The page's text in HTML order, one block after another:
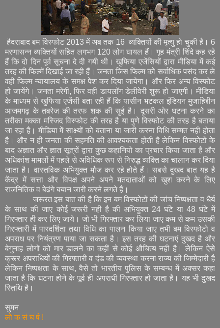
हैदराबाद बम विस्फोट 2013 में अब तक 16 व्यक्तियों की मृत्यु हो चुकी है। 6
मरणासन्न व्यक्तियों सहित लगभग 120 लोग घायल हैं। गृह मंत्री शिंदे कह रहे
हैं कि दो दिन पूर्व सूचना दे दी गयी थी। खुफिया एजेंसियों द्वारा मीडिया में कई
तरह की फिल्में दिखाई जा रही हैं। जनता जिस फिल्म को सर्वाधिक पसंद कर ले
वही फिल्म न्यायालय के समक्ष पेश कर दिया जायेगा। और फिर अन्य विस्फोट
हो जायेंगे। जनता मरेगी, फिर वही डायलॉग डेलीवेरी शुरू हो जाएगी। मीडिया
के माध्यम से खुफिया एजेंसी बता रही हैं कि यासीन भटकल इंडियन मुजाहिद्दीन
आजमगढ़ के तबरेज की तरफ शक की सुई है। दूसरी ओर घटना करने का
तरीका मक्का मस्जिद विस्फोट की तरह है या पुणे विस्फोट की तरह है बताया
जा रहा है। मीडिया में साक्ष्यों को बताना या जारी करना विधि सम्मत नही होता
है। और न ही जनता की सहमति की आवश्यकता होती है लेकिन विस्फोटों के
बाद अज्ञात और ज्ञात सूत्रों द्वारा कुछ कहानियो का प्रचार किया जाता है और
अधिकांश मामलों में पहले से अविधिक रूप से निरुद्ध व्यक्ति का चालान कर दिया
जाता है। वास्तविक अभियुक्त मौज कर रहे होते हैं। सबसे दुखद बात यह है
केंद्र में सत्ता और विपक्ष अपने अपने मतदाताओं को खुश करने के लिए
राजनितिक व बेढंगे बयान जारी करने लगते हैं।
जरूरत इस बात की है कि इन बम विस्फोटों की जांच निष्पक्षता व धैर्य
के साथ की जाए कोई जरूरी नही है की अभियुक्त 24 घंटे या 48 घंटे में
गिरफ्तार ही कर लिए जाये। जो भी गिरफ्तार कर लिया जाए कम से कम उसकी
गिरफ्तारी में पारदर्शिता तथा विधि का पालन किया जाए तभी बम विस्फोटो व
अपराध पर नियंत्रण पाया जा सकता है। इस तरह की घटनाएं दुखद है और
बेगुनाह लोगों को मार डालने का कहीं से कोई औचित्य नही है। लेकिन ऐसे
क्रूर अपराधियों की गिरफ्तारी व दंड की व्यवस्था करना राज्य की जिम्मेदारी है
लेकिन निष्पक्षता के साथ, वैसे तो भारतीय पुलिस के सम्बन्ध में अक्सर कहा
जाता है कि घटना होने के पूर्व ही अपराधी गिरफ्तार हो जाता है। यह भी दुखद
स्तिथि है।
सुमन
लो क सं घ र्ष !